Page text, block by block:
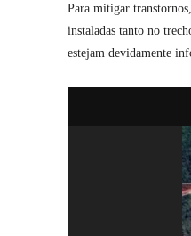
Para mitigar
instaladas tanto no
estejam devidamente